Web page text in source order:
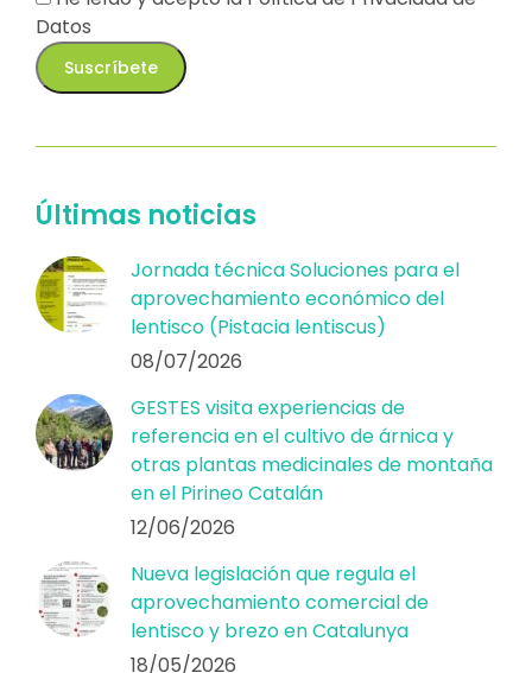
Datos
Últimas noticias
Jornada técnica Soluciones para el
aprovechamiento económico del
lentisco (Pistacia lentiscus)
08/07/2026
GESTES visita experiencias de
referencia en el cultivo de árnica y
otras plantas medicinales de montaña
en el Pirineo Catalán
12/06/2026
Nueva legislación que regula el
aprovechamiento comercial de
lentisco y brezo en Catalunya
18/05/2026